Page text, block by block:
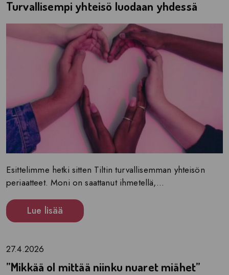
Turvallisempi yhteisö luodaan yhdessä
Esittelimme hetki sitten Tiltin turvallisemman yhteisön
periaatteet. Moni on saattanut ihmetellä,...
Lue lisää
27.4.2026
”Mikkää ol mittää niinku nuaret miähet”